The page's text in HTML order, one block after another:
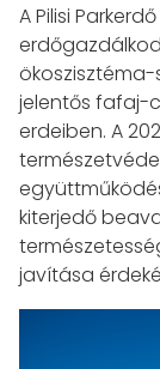
A Pilisi
jelentős fafaj-
erdeiben. A
kiterjedő
javítása